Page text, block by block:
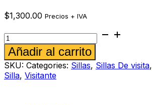
$1,300.00 Precios + IVA
Silla
de
visita
Diluito
cr
verde
Añadir al carrito
SKU: Categories: Sillas, Sillas De visita,
Silla, Visitante